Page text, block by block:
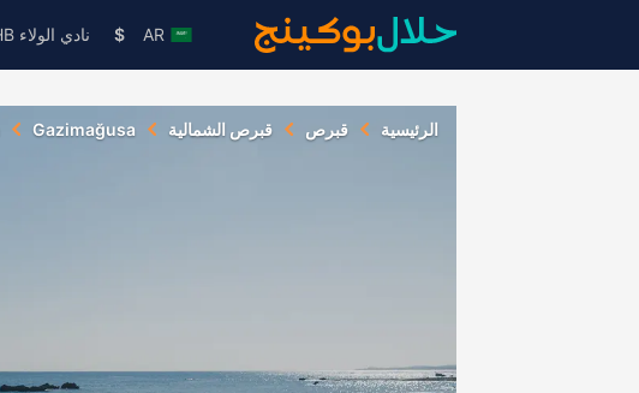
AR
$ نادي الولاء HB
الرئيسية قبرص قبرص الشمالية Gazimağusa